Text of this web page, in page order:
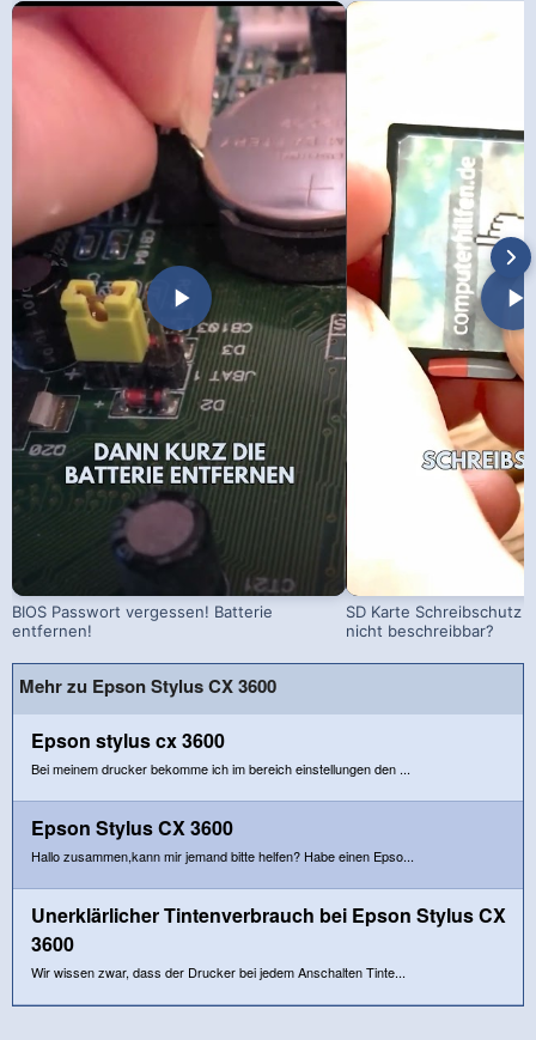
BIOS Passwort vergessen! Batterie
entfernen!
SD Karte Schreibschutz
nicht beschreibbar?
Mehr zu Epson Stylus CX 3600
Epson stylus cx 3600
Bei meinem drucker bekomme ich im bereich einstellungen den ...
Epson Stylus CX 3600
Hallo zusammen,kann mir jemand bitte helfen? Habe einen Epso...
Unerklärlicher Tintenverbrauch bei Epson Stylus CX
3600
Wir wissen zwar, dass der Drucker bei jedem Anschalten Tinte...